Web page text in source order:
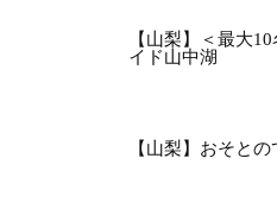
【山梨】＜最大
イド山中湖
【山梨】おそとの